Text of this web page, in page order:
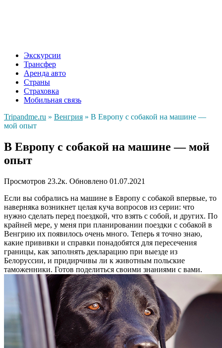
Экскурсии
Трансфер
Аренда авто
Страны
Страховка
Мобильная связь
Tripandme.ru » Венгрия » В Европу с собакой на машине —
мой опыт
В Европу с собакой на машине — мой
опыт
Просмотров 23.2к. Обновлено 01.07.2021
Если вы собрались на машине в Европу с собакой впервые, то
наверняка возникнет целая куча вопросов из серии: что
нужно сделать перед поездкой, что взять с собой, и других. По
крайней мере, у меня при планировании поездки с собакой в
Венгрию их появилось очень много. Теперь я точно знаю,
какие прививки и справки понадобятся для пересечения
границы, как заполнять декларацию при выезде из
Белоруссии, и придирчивы ли к животным польские
таможенники. Готов поделиться своими знаниями с вами.